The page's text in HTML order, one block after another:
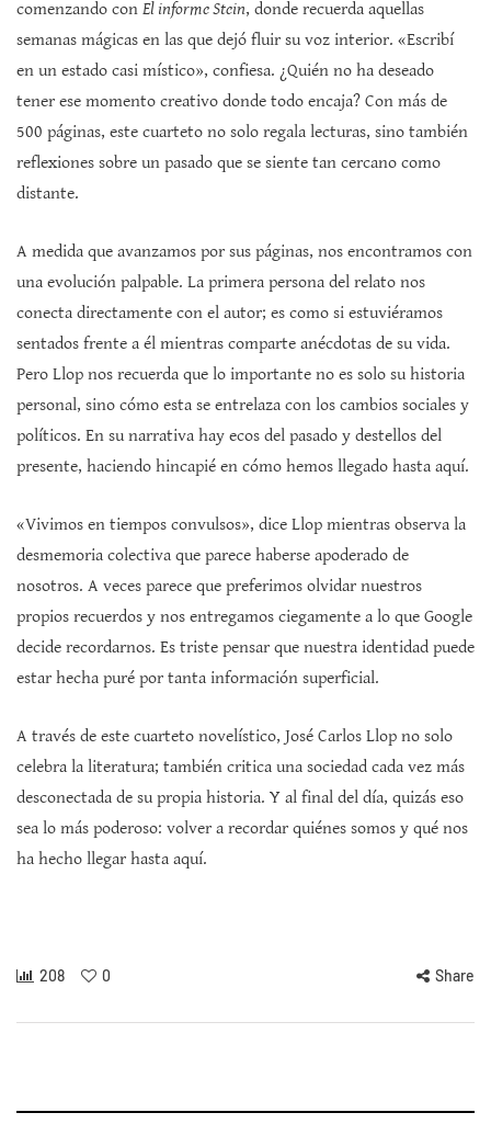
comenzando con El informe Stein, donde recuerda aquellas
semanas mágicas en las que dejó fluir su voz interior. «Escribí
en un estado casi místico», confiesa. ¿Quién no ha deseado
tener ese momento creativo donde todo encaja? Con más de
500 páginas, este cuarteto no solo regala lecturas, sino también
reflexiones sobre un pasado que se siente tan cercano como
distante.
A medida que avanzamos por sus páginas, nos encontramos con
una evolución palpable. La primera persona del relato nos
conecta directamente con el autor; es como si estuviéramos
sentados frente a él mientras comparte anécdotas de su vida.
Pero Llop nos recuerda que lo importante no es solo su historia
personal, sino cómo esta se entrelaza con los cambios sociales y
políticos. En su narrativa hay ecos del pasado y destellos del
presente, haciendo hincapié en cómo hemos llegado hasta aquí.
«Vivimos en tiempos convulsos», dice Llop mientras observa la
desmemoria colectiva que parece haberse apoderado de
nosotros. A veces parece que preferimos olvidar nuestros
propios recuerdos y nos entregamos ciegamente a lo que Google
decide recordarnos. Es triste pensar que nuestra identidad puede
estar hecha puré por tanta información superficial.
A través de este cuarteto novelístico, José Carlos Llop no solo
celebra la literatura; también critica una sociedad cada vez más
desconectada de su propia historia. Y al final del día, quizás eso
sea lo más poderoso: volver a recordar quiénes somos y qué nos
ha hecho llegar hasta aquí.
208 0 Share